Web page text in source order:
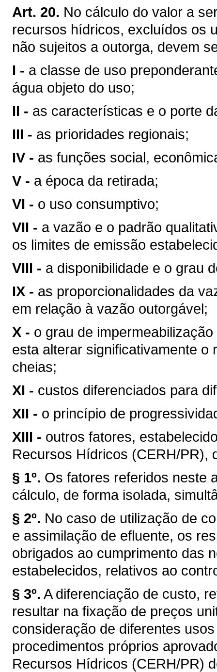
Art. 20. No cálculo do valor a
recursos hídricos, excluídos os
não sujeitos a outorga, devem
I - a classe de uso
água objeto do uso;
II - as características e o porte
III - as prioridades regionais;
IV - as funções social,
V - a época da retirada;
VI - o uso consumptivo;
VII - a vazão e o padrão
os limites de emissão
VIII - a disponibilidade e o grau
IX - as proporcionalidades da
em relação à vazão outorgável;
X - o grau de
esta alterar significativamente o
cheias;
XI - custos diferenciados para
XII - o princípio de
XIII - outros fatores,
Recursos Hídricos (CERH/PR),
§ 1º. Os fatores referidos neste
cálculo, de forma isolada,
§ 2º. No caso de utilização de
e assimilação de efluente, os
obrigados ao cumprimento das
estabelecidos, relativos ao
§ 3º. A diferenciação de custo,
resultar na fixação de preços
consideração de diferentes
procedimentos próprios
Recursos Hídricos (CERH/PR)